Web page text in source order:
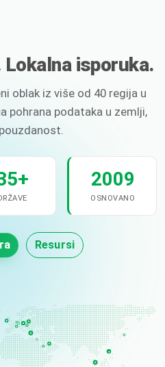
Lokalna isporuka.
oblak iz više od 40 regija u
pohrana podataka u zemlji,
2009
OSNOVANO
Resursi